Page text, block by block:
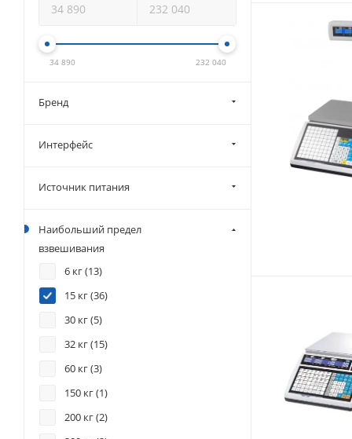
34 890 232 040
Бренд
Интерфейс
Источник питания
Наибольший предел
взвешивания
6 кг (13)
15 кг (36)
30 кг (5)
32 кг (15)
60 кг (3)
150 кг (1)
200 кг (2)